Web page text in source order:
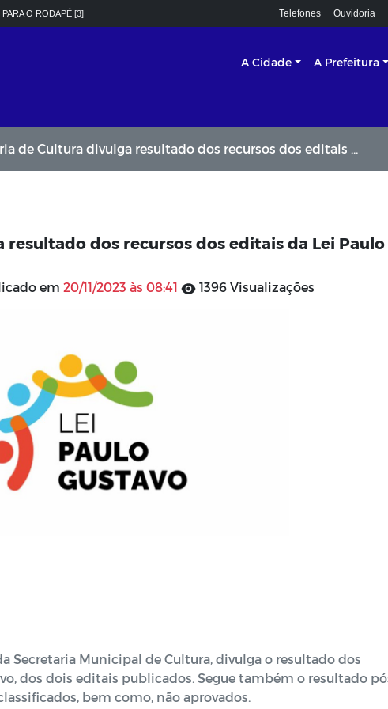
PARA O RODAPÉ [3] Telefones Ouvidoria
A Cidade A Prefeitura
Cultura divulga resultado dos recursos dos editais da Lei Paulo Gustavo
dos recursos dos editais da Lei Paulo
em 20/11/2023 às 08:41 1396 Visualizações
Secretaria Municipal de Cultura, divulga o resultado dos
dos dois editais publicados. Segue também o resultado
bem como, não aprovados.